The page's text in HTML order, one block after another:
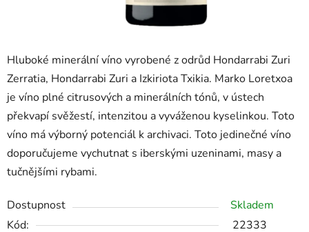
Hluboké minerální víno vyrobené z odrůd Hondarrabi Zuri
Zerratia, Hondarrabi Zuri a Izkiriota Txikia. Marko Loretxoa
je víno plné citrusových a minerálních tónů, v ústech
překvapí svěžestí, intenzitou a vyváženou kyselinkou. Toto
víno má výborný potenciál k archivaci. Toto jedinečné víno
doporučujeme vychutnat s iberskými uzeninami, masy a
tučnějšími rybami.
Dostupnost
Skladem
Kód:
22333